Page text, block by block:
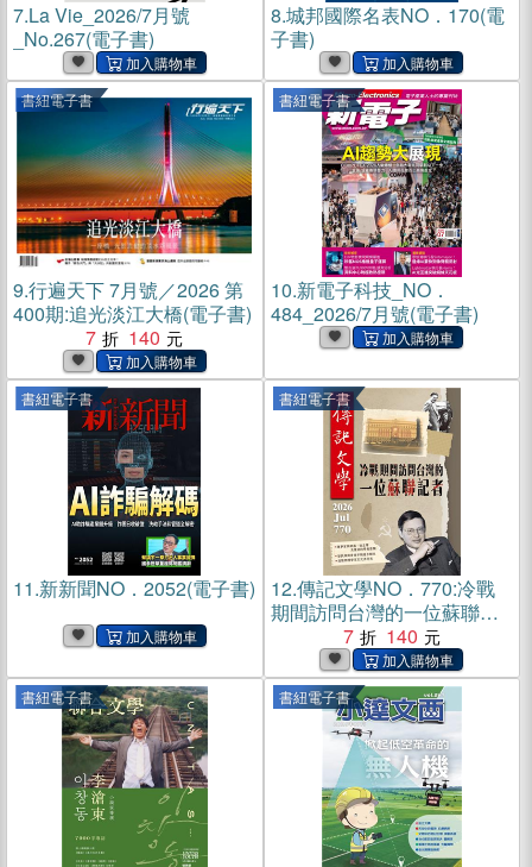
7.La Vie_2026/7月號
_No.267(電子書)
8.城邦國際名表NO．170(電
子書)
書紐電子書
9.行遍天下 7月號／2026 第
400期:追光淡江大橋(電子書)
7
140
書紐電子書
10.新電子科技_NO．
484_2026/7月號(電子書)
書紐電子書
11.新新聞NO．2052(電子書)
書紐電子書
12.傳記文學NO．770:冷戰
期間訪問台灣的一位蘇聯記
者(電子書)
7 140
書紐電子書 書紐電子書